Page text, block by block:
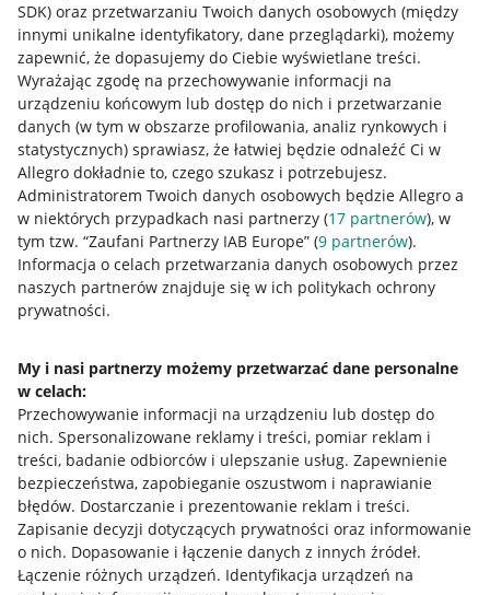
SDK) oraz przetwarzaniu Twoich danych osobowych (między
innymi unikalne identyfikatory, dane przeglądarki), możemy
zapewnić, że dopasujemy do Ciebie wyświetlane treści.
Wyrażając zgodę na przechowywanie informacji na
urządzeniu końcowym lub dostęp do nich i przetwarzanie
danych (w tym w obszarze profilowania, analiz rynkowych i
statystycznych) sprawiasz, że łatwiej będzie odnaleźć Ci w
Allegro dokładnie to, czego szukasz i potrzebujesz.
Administratorem Twoich danych osobowych będzie Allegro a
w niektórych przypadkach nasi partnerzy (17 partnerów), w
tym tzw. “Zaufani Partnerzy IAB Europe” (9 partnerów).
Informacja o celach przetwarzania danych osobowych przez
naszych partnerów znajduje się w ich politykach ochrony
prywatności.
My i nasi partnerzy możemy przetwarzać dane personalne
w celach:
Przechowywanie informacji na urządzeniu lub dostęp do
nich. Spersonalizowane reklamy i treści, pomiar reklam i
treści, badanie odbiorców i ulepszanie usług. Zapewnienie
bezpieczeństwa, zapobieganie oszustwom i naprawianie
błędów. Dostarczanie i prezentowanie reklam i treści.
Zapisanie decyzji dotyczących prywatności oraz informowanie
o nich. Dopasowanie i łączenie danych z innych źródeł.
Łączenie różnych urządzeń. Identyfikacja urządzeń na
Przydatne informacje
Jak to działa
Allegro Gadane dla sprzedających
Allegro Gadane dla kupujących
Mapa miejscowości
Informacje prawne
Regulamin